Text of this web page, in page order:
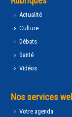
Actualité
Culture
Débats
Santé
Vidéos
Nos services
Votre agenda